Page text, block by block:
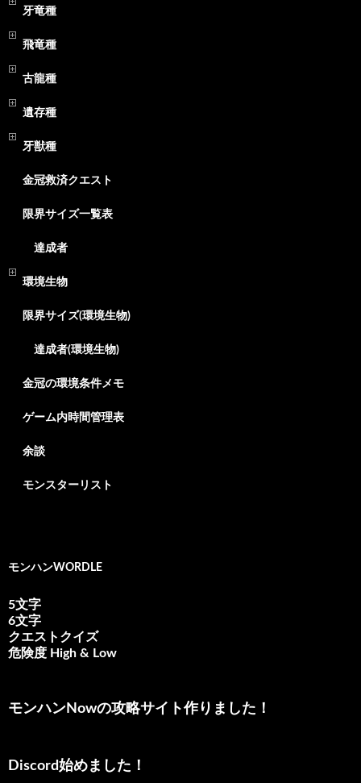
牙竜種
飛竜種
古龍種
遺存種
牙獣種
金冠救済クエスト
限界サイズ一覧表
達成者
環境生物
限界サイズ(環境生物)
達成者(環境生物)
金冠の環境条件メモ
ゲーム内時間管理表
余談
モンスターリスト
モンハンWORDLE
5文字
6文字
クエストクイズ
危険度 High & Low
モンハンNowの攻略サイト作りました！
Discord始めました！